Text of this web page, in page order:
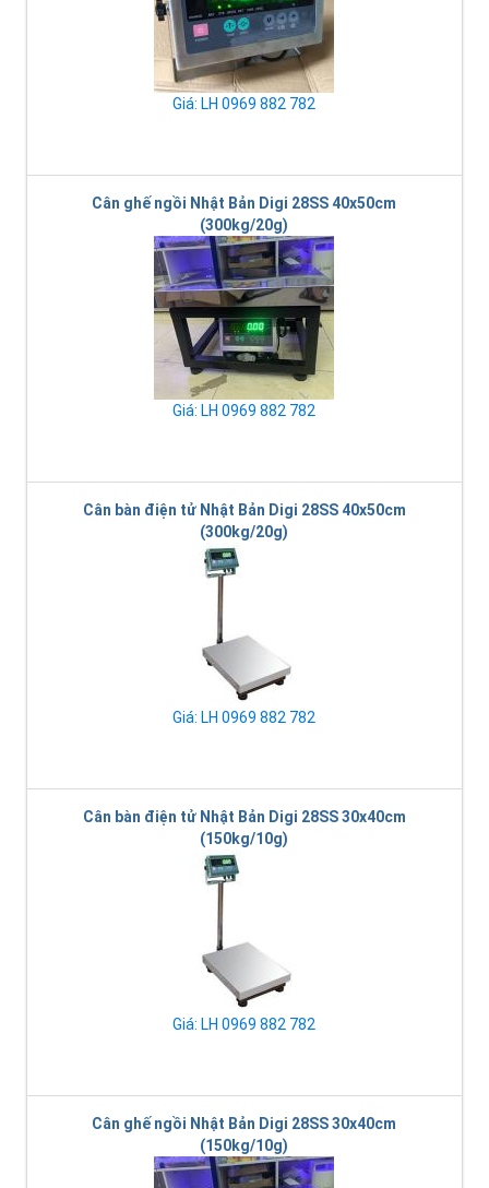
Giá: LH 0969 882 782
Cân ghế ngồi Nhật Bản Digi 28SS 40x50cm
(300kg/20g)
Giá: LH 0969 882 782
Cân bàn điện tử Nhật Bản Digi 28SS 40x50cm
(300kg/20g)
Giá: LH 0969 882 782
Cân bàn điện tử Nhật Bản Digi 28SS 30x40cm
(150kg/10g)
Giá: LH 0969 882 782
Cân ghế ngồi Nhật Bản Digi 28SS 30x40cm
(150kg/10g)